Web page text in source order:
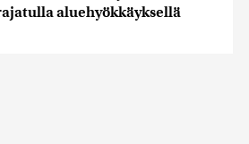
aluehyökkäyksellä